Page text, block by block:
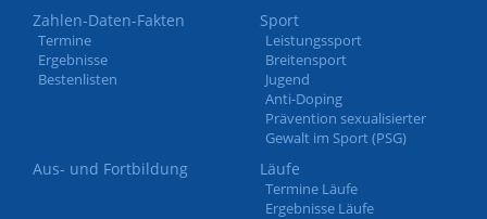
Zahlen-Daten-Fakten
Termine
Ergebnisse
Bestenlisten
Sport
Leistungssport
Breitensport
Jugend
Anti-Doping
Prävention sexualisierter
Gewalt im Sport (PSG)
Aus- und Fortbildung Läufe
Termine Läufe
Ergebnisse Läufe